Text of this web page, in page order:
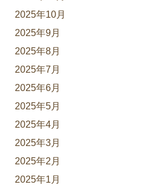
2025年10月
2025年9月
2025年8月
2025年7月
2025年6月
2025年5月
2025年4月
2025年3月
2025年2月
2025年1月